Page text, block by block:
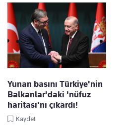
Yunan basını Türkiye'nin
Balkanlar'daki 'nüfuz
haritası'nı çıkardı!
Kaydet